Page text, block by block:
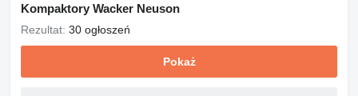
Kompaktory Wacker Neuson
Rezultat: 30 ogłoszeń
Pokaż